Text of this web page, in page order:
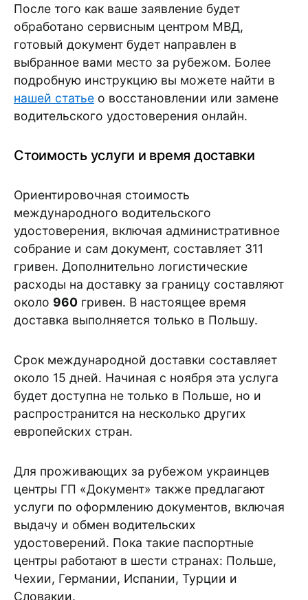
После того как ваше заявление будет
обработано сервисным центром МВД,
готовый документ будет направлен в
выбранное вами место за рубежом. Более
подробную инструкцию вы можете найти в
нашей статье о восстановлении или замене
водительского удостоверения онлайн.
Стоимость услуги и время доставки
Ориентировочная стоимость
международного водительского
удостоверения, включая административное
собрание и сам документ, составляет 311
гривен. Дополнительно логистические
расходы на доставку за границу составляют
около 960 гривен. В настоящее время
доставка выполняется только в Польшу.
Срок международной доставки составляет
около 15 дней. Начиная с ноября эта услуга
будет доступна не только в Польше, но и
распространится на несколько других
европейских стран.
Для проживающих за рубежом украинцев
центры ГП «Документ» также предлагают
услуги по оформлению документов, включая
выдачу и обмен водительских
удостоверений. Пока такие паспортные
центры работают в шести странах: Польше,
Чехии, Германии, Испании, Турции и
Словакии.